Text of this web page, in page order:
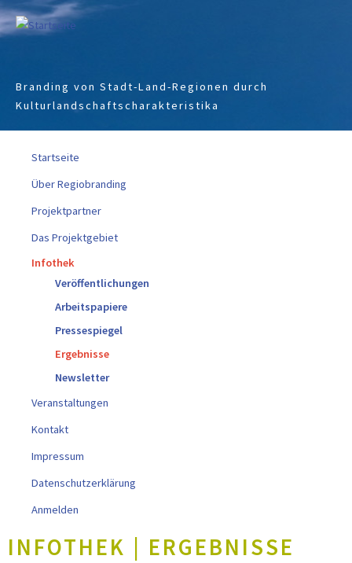
Branding von Stadt-Land-Regionen durch
Kulturlandschaftscharakteristika
Startseite
Über Regiobranding
Projektpartner
Das Projektgebiet
Infothek
Veröffentlichungen
Arbeitspapiere
Pressespiegel
Ergebnisse
Newsletter
Veranstaltungen
Kontakt
Impressum
Datenschutzerklärung
Anmelden
INFOTHEK | ERGEBNISSE